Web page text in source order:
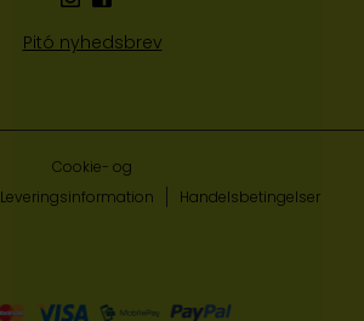
Pitó nyhedsbrev
Cookie- og
Leveringsinformation Handelsbetingelser